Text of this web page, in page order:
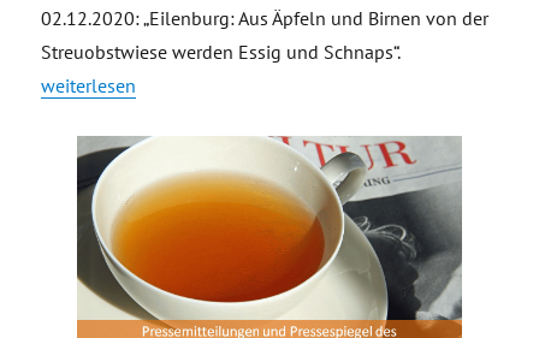
02.12.2020: „Eilenburg: Aus Äpfeln und Birnen von der
Streuobstwiese werden Essig und Schnaps“.
„„Gute Luise“, Schwibbögen und Regionalität – LVZ vom
weiterlesen